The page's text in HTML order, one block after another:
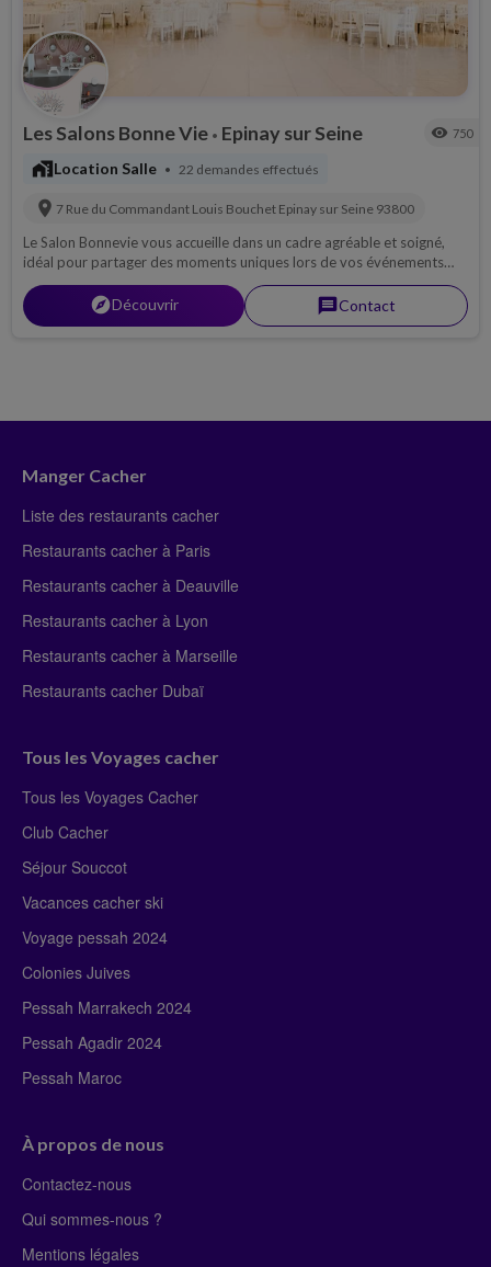
Les Salons Bonne Vie • Epinay sur Seine visibility 750
maps_home_work Location Salle • 22 demandes effectués
location_on 7 Rue du Commandant Louis Bouchet Epinay sur Seine 93800
Le Salon Bonnevie vous accueille dans un cadre agréable et soigné,
idéal pour partager des moments uniques lors de vos événements
pouvant accueillir jusqu'à 250 personnes.
explorerDécouvrir messageContact
Manger Cacher
Liste des restaurants cacher
Restaurants cacher à Paris
Restaurants cacher à Deauville
Restaurants cacher à Lyon
Restaurants cacher à Marseille
Restaurants cacher Dubaï
Tous les Voyages cacher
Tous les Voyages Cacher
Club Cacher
Séjour Souccot
Vacances cacher ski
Voyage pessah 2024
Colonies Juives
Pessah Marrakech 2024
Pessah Agadir 2024
Pessah Maroc
À propos de nous
Contactez-nous
Qui sommes-nous ?
Mentions légales